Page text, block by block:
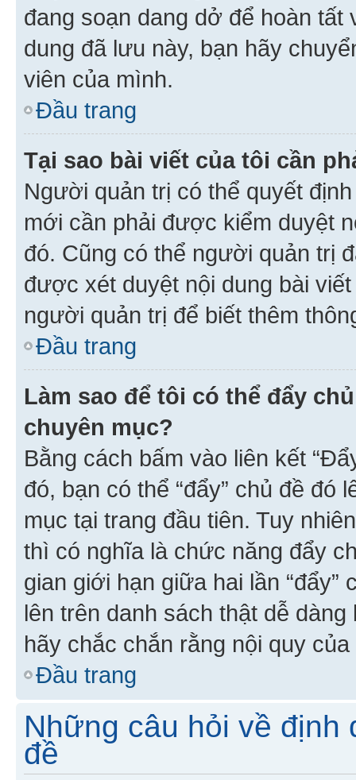
đang soạn dang dở để hoàn
dung đã lưu này, bạn hãy
viên của mình.
Đầu trang
Tại sao bài viết của tôi cần
Người quản trị có thể quyết
mới cần phải được kiểm duyệt
đó. Cũng có thể người quản trị
được xét duyệt nội dung bài
người quản trị để biết thêm
Đầu trang
Làm sao để tôi có thể đẩy
chuyên mục?
Bằng cách bấm vào liên kết
đó, bạn có thể “đẩy” chủ đề đó
mục tại trang đầu tiên. Tuy
thì có nghĩa là chức năng đẩy
gian giới hạn giữa hai lần “đẩy”
lên trên danh sách thật dễ
hãy chắc chắn rằng nội quy
Đầu trang
Những câu hỏi về định
đề